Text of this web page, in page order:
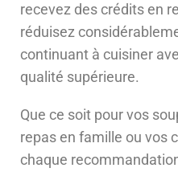
recevez des crédits en
réduisez
continuant à cuisiner
qualité supérieure.
Que ce soit pour vos
repas en famille ou vos
chaque